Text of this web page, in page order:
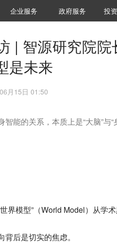
36Kr研究院
企业服务 城市之窗
政府服务 VClub
投资机
投
| 智源研究院
是未来
月15日 01:50
能的关系，本质上是“大脑”与“
界模型”（World Model）从学
后是切实的焦虑。